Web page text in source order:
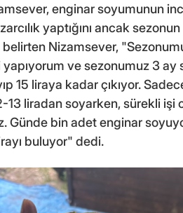
enginar soyumunun
yaptığını ancak
Nizamsever,
yapıyorum ve sezonumuz 3
15 liraya kadar çıkıyor.
13 liradan soyarken, sürekli işi
Günde bin adet enginar
buluyor" dedi.